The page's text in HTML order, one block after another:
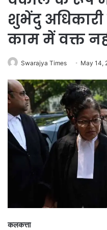
शुभेंदु
काम में वक्त
Swarajya Times May 14,
कलकत्ता